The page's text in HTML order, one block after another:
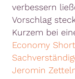
verbessern
Vorschlag
Kurzem bei
Economy
Jeromin